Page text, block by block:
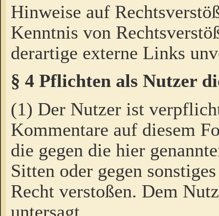
Hinweise auf
Kenntnis von
derartige externe Links
§ 4 Pflichten als Nutzer
(1) Der Nutzer ist
Kommentare auf diesem
die gegen die hier
Sitten oder gegen
Recht verstoßen. Dem
untersagt,